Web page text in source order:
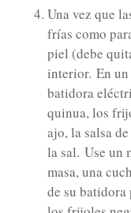
Una vez que
frías como
piel (debe
interior. En
batidora
quinua, los
ajo, la salsa
la sal. Use un
masa, una
de su batidora